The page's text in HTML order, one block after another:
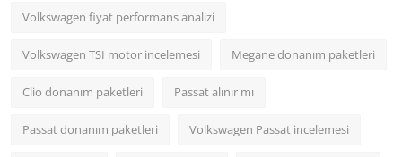
Volkswagen fiyat performans analizi
Volkswagen TSI motor incelemesi Megane donanım paketleri
Clio donanım paketleri Passat alınır mı
Passat donanım paketleri Volkswagen Passat incelemesi